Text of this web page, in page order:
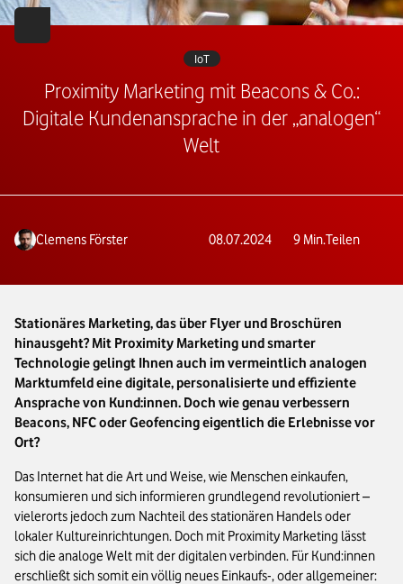
IoT
Proximity Marketing mit Beacons & Co.:
Digitale Kundenansprache in der „analogen“
Welt
Clemens Förster 08.07.2024 9 Min.Teilen
Stationäres Marketing, das über Flyer und Broschüren
hinausgeht? Mit Proximity Marketing und smarter
Technologie gelingt Ihnen auch im vermeintlich analogen
Marktumfeld eine digitale, personalisierte und effiziente
Ansprache von Kund:innen. Doch wie genau verbessern
Beacons, NFC oder Geofencing eigentlich die Erlebnisse vor
Ort?
Das Internet hat die Art und Weise, wie Menschen einkaufen,
konsumieren und sich informieren grundlegend revolutioniert –
vielerorts jedoch zum Nachteil des stationären Handels oder
lokaler Kultureinrichtungen. Doch mit Proximity Marketing lässt
sich die analoge Welt mit der digitalen verbinden. Für Kund:innen
erschließt sich somit ein völlig neues Einkaufs-, oder allgemeiner: